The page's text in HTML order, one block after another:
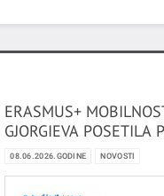
ERASMUS+
GJORGIEVA POSETILA
PRIVREDU I
08.06.2026.GODINE NOVOSTI